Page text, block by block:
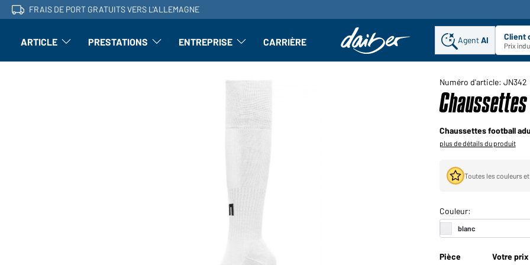
FRAIS DE PORT GRATUITS VERS L'ALLEMAGNE
ARTICLE l'article : Ouvrir le sous-menu
PRESTATIONS Perfectionnement : ouvrir le sous-menu
ENTREPRISE L'entreprise : Ouvrir le sous-menu
CARRIÈRE AgentAI Client
Prix
Numéro d'article: JN342
Chaussettes football
plus de détails du produit
Toutes les couleurs
Pièce Votre